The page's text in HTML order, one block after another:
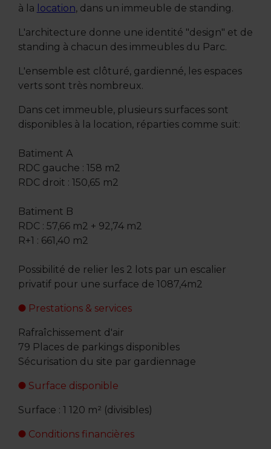
à la location, dans un immeuble de standing.
L'architecture donne une identité "design" et de
standing à chacun des immeubles du Parc.
L'ensemble est clôturé, gardienné, les espaces
verts sont très nombreux.
Dans cet immeuble, plusieurs surfaces sont
disponibles à la location, réparties comme suit:
Batiment A
RDC gauche : 158 m2
RDC droit : 150,65 m2
Batiment B
RDC : 57,66 m2 + 92,74 m2
R+1 : 661,40 m2
Possibilité de relier les 2 lots par un escalier
privatif pour une surface de 1087,4m2
Prestations & services
Rafraîchissement d'air
79 Places de parkings disponibles
Sécurisation du site par gardiennage
Surface disponible
Surface : 1 120 m² (divisibles)
Conditions financières